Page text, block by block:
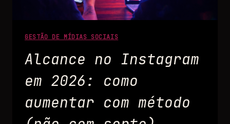
GESTÃO DE MÍDIAS SOCIAIS
Alcance no Instagram
em 2026: como
aumentar com método